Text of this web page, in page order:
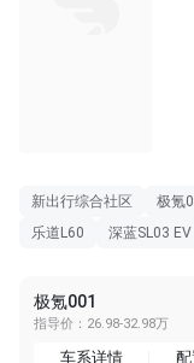
新出行综合社区 极氪
乐道L60
深蓝SL03 EV
极氪001
指导价：26.98-32.98万
车系详情